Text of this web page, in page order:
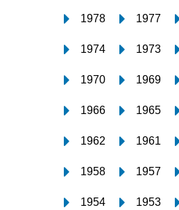
1978 1977
1974 1973
1970 1969
1966 1965
1962 1961
1958 1957
1954 1953